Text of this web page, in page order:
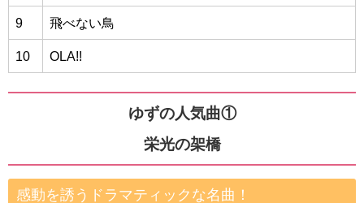
9 飛べない鳥
10 OLA!!
ゆずの人気曲①
栄光の架橋
感動を誘うドラマティックな名曲！